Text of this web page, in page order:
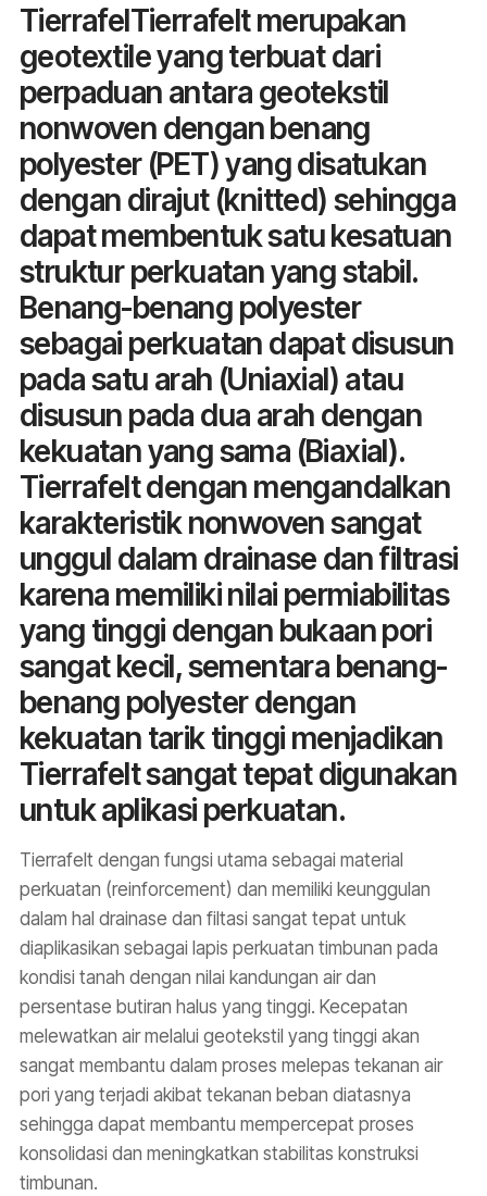
TierrafelTierrafelt merupakan
geotextile yang terbuat dari
perpaduan antara geotekstil
nonwoven dengan benang
polyester (PET) yang disatukan
dengan dirajut (knitted) sehingga
dapat membentuk satu kesatuan
struktur perkuatan yang stabil.
Benang-benang polyester
sebagai perkuatan dapat disusun
pada satu arah (Uniaxial) atau
disusun pada dua arah dengan
kekuatan yang sama (Biaxial).
Tierrafelt dengan mengandalkan
karakteristik nonwoven sangat
unggul dalam drainase dan filtrasi
karena memiliki nilai permiabilitas
yang tinggi dengan bukaan pori
sangat kecil, sementara benang-
benang polyester dengan
kekuatan tarik tinggi menjadikan
Tierrafelt sangat tepat digunakan
untuk aplikasi perkuatan.
Tierrafelt dengan fungsi utama sebagai material
perkuatan (reinforcement) dan memiliki keunggulan
dalam hal drainase dan filtasi sangat tepat untuk
diaplikasikan sebagai lapis perkuatan timbunan pada
kondisi tanah dengan nilai kandungan air dan
persentase butiran halus yang tinggi. Kecepatan
melewatkan air melalui geotekstil yang tinggi akan
sangat membantu dalam proses melepas tekanan air
pori yang terjadi akibat tekanan beban diatasnya
sehingga dapat membantu mempercepat proses
konsolidasi dan meningkatkan stabilitas konstruksi
timbunan.